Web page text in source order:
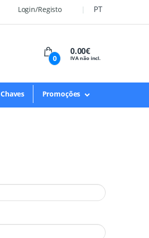
Login/Registo PT
0
0.00€
IVA não incl.
Chaves Promoções